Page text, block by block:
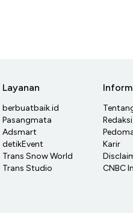
Layanan
berbuatbaik.id
Pasangmata
Adsmart
detikEvent
Trans Snow World
Trans Studio
Redaksi
Karir
CNBC